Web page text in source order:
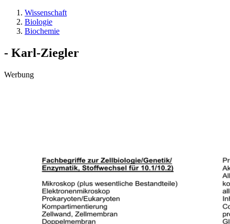
Wissenschaft
Biologie
Biochemie
- Karl-Ziegler
Werbung